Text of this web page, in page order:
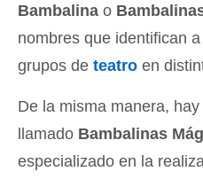
Bambalina o
nombres que identifican
grupos de teatro en
De la misma manera,
llamado Bambalinas
especializado en la